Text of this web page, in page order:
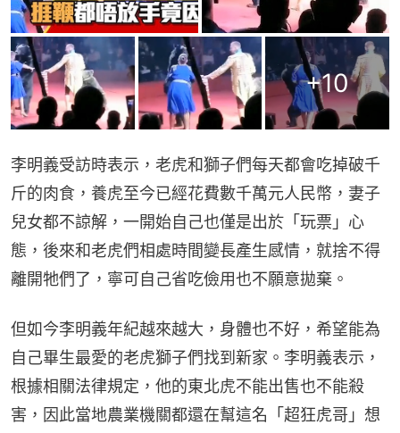
+10
李明義受訪時表示，老虎和獅子們每天都會吃掉破千
斤的肉食，養虎至今已經花費數千萬元人民幣，妻子
兒女都不諒解，一開始自己也僅是出於「玩票」心
態，後來和老虎們相處時間變長產生感情，就捨不得
離開牠們了，寧可自己省吃儉用也不願意拋棄。
但如今李明義年紀越來越大，身體也不好，希望能為
自己畢生最愛的老虎獅子們找到新家。李明義表示，
根據相關法律規定，他的東北虎不能出售也不能殺
害，因此當地農業機關都還在幫這名「超狂虎哥」想